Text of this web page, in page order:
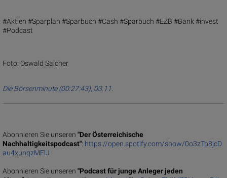
#Aktien #Sparplan #Sparbuch #Cash #Sparbuch #EZB #Bank #invest
#Podcast
Foto: Oswald Salcher
Die Börsenminute (00:27:43), 03.11.
Abonnieren Sie unseren "Der Österreichische
Nachhaltigkeitspodcast": https://open.spotify.com/show/0o3zTp8jcD
au4xunqzMFlJ
Abonnieren Sie unseren "Podcast für junge Anleger jeden